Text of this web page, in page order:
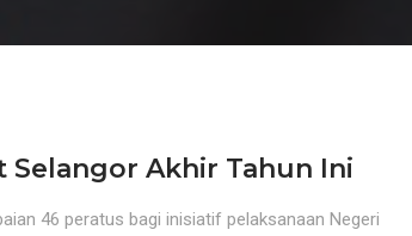
Selangor Akhir Tahun Ini
46 peratus bagi inisiatif pelaksanaan Negeri